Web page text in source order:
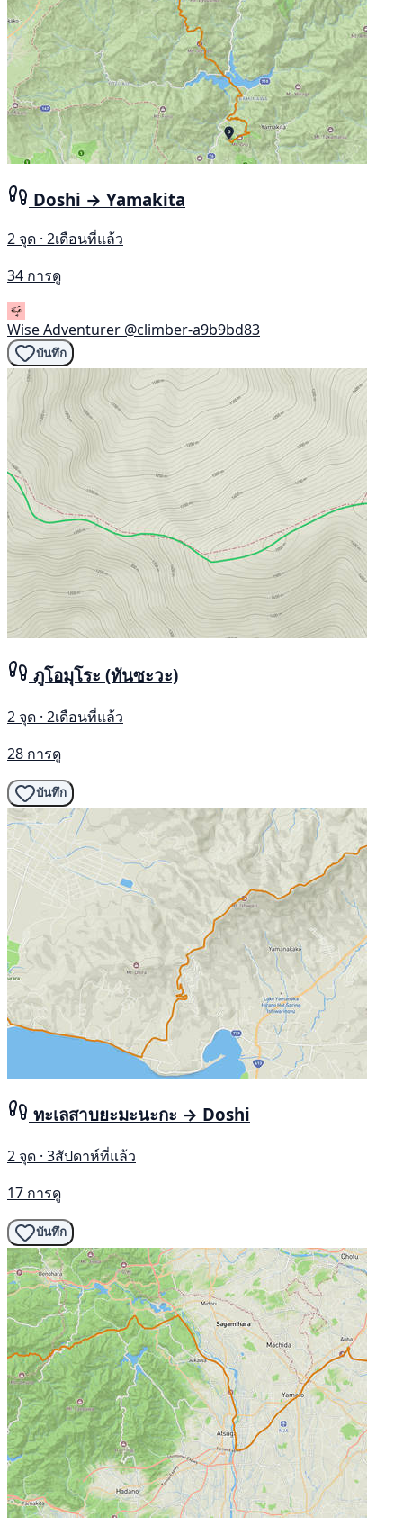
Doshi → Yamakita
2 จุด · 2เดือนที่แล้ว
34 การดู
Wise Adventurer @climber-a9b9bd83
บันทึก
ภูโอมุโระ (ทันซะวะ)
2 จุด · 2เดือนที่แล้ว
28 การดู
บันทึก
ทะเลสาบยะมะนะกะ → Doshi
2 จุด · 3สัปดาห์ที่แล้ว
17 การดู
บันทึก